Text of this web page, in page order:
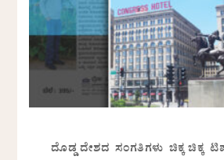
ದೊಡ್ಡ ದೇಶದ ಸಂಗತಿಗಳು ಚಿಕ್ಕ ಚಿಕ್ಕ